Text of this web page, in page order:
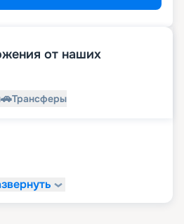
от наших
🚗Трансферы